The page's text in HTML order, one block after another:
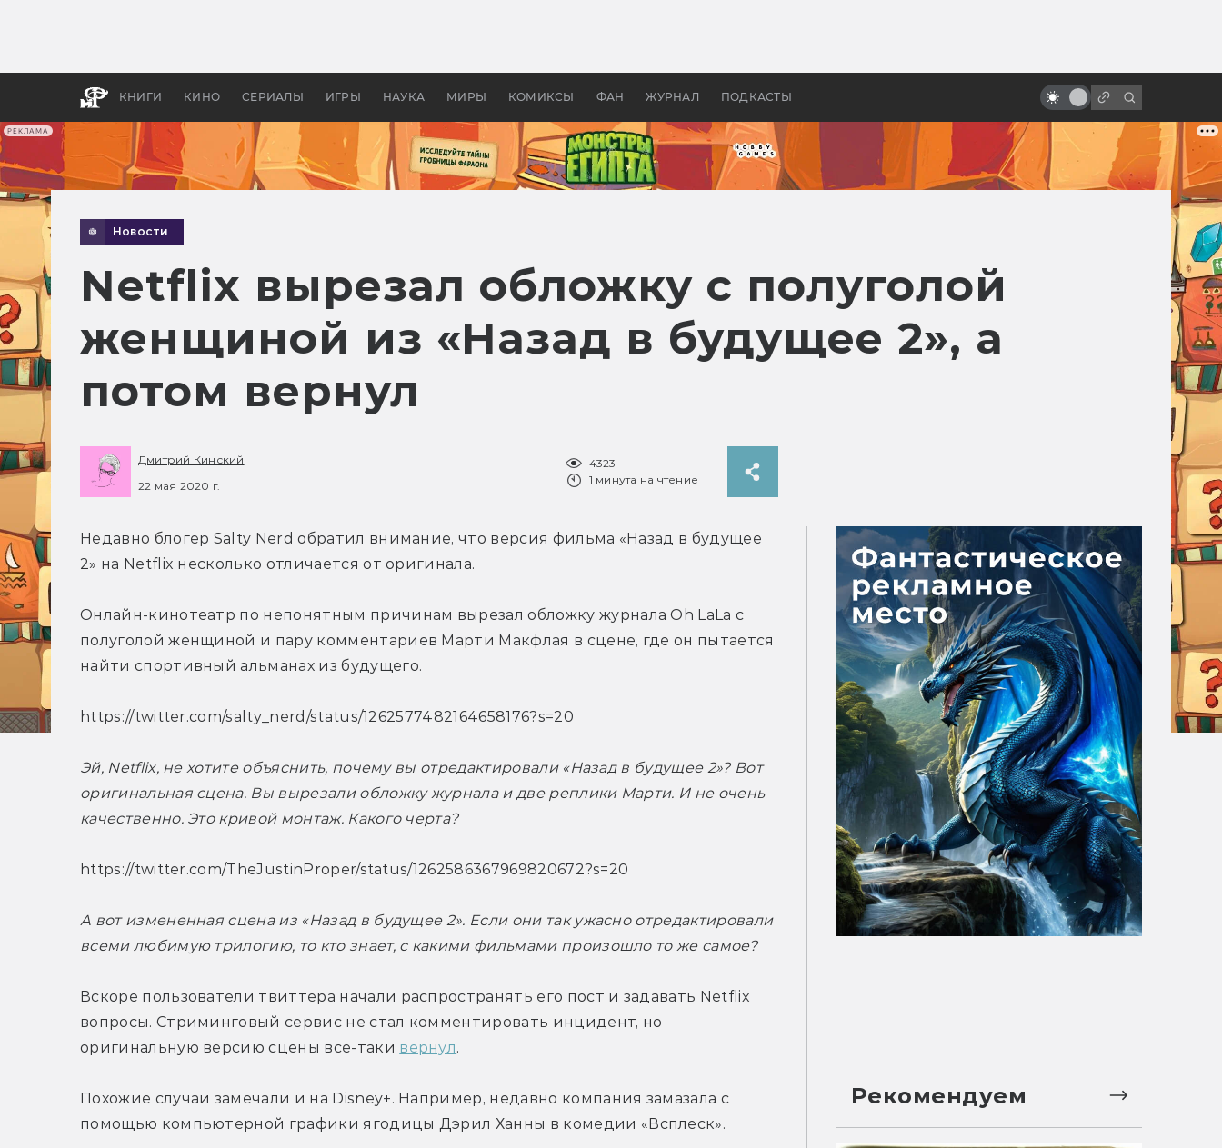
РЕКЛАМА
КНИГИ КИНО СЕРИАЛЫ ИГРЫ НАУКА МИРЫ КОМИКСЫ ФАН ЖУРНАЛ ПОДКАСТЫ
бы «Властелина колец»
Древней Грецией
Кинга
Новости
Netflix вырезал обложку с полуголой
женщиной из «Назад в будущее 2», а
потом вернул
Дмитрий Кинский
22 мая 2020 г.
4323
1 минута на чтение
Недавно блогер Salty Nerd обратил внимание, что версия фильма «Назад в будущее
2» на Netflix несколько отличается от оригинала.
Онлайн-кинотеатр по непонятным причинам вырезал обложку журнала Oh LaLa с
полуголой женщиной и пару комментариев Марти Макфлая в сцене, где он пытается
найти спортивный альманах из будущего.
https://twitter.com/salty_nerd/status/1262577482164658176?s=20
Эй, Netflix, не хотите объяснить, почему вы отредактировали «Назад в будущее 2»? Вот
оригинальная сцена. Вы вырезали обложку журнала и две реплики Марти. И не очень
качественно. Это кривой монтаж. Какого черта?
https://twitter.com/TheJustinProper/status/1262586367969820672?s=20
А вот измененная сцена из «Назад в будущее 2». Если они так ужасно отредактировали
всеми любимую трилогию, то кто знает, с какими фильмами произошло то же самое?
Вскоре пользователи твиттера начали распространять его пост и задавать Netflix
вопросы. Стриминговый сервис не стал комментировать инцидент, но
оригинальную версию сцены все-таки вернул.
Похожие случаи замечали и на Disney+. Например, недавно компания замазала с
помощью компьютерной графики ягодицы Дэрил Ханны в комедии «Всплеск».
Рекомендуем